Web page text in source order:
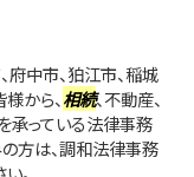
中市、狛江市、稲城
から、相続、不動産、
承っている法律事務
方は、調和法律事務